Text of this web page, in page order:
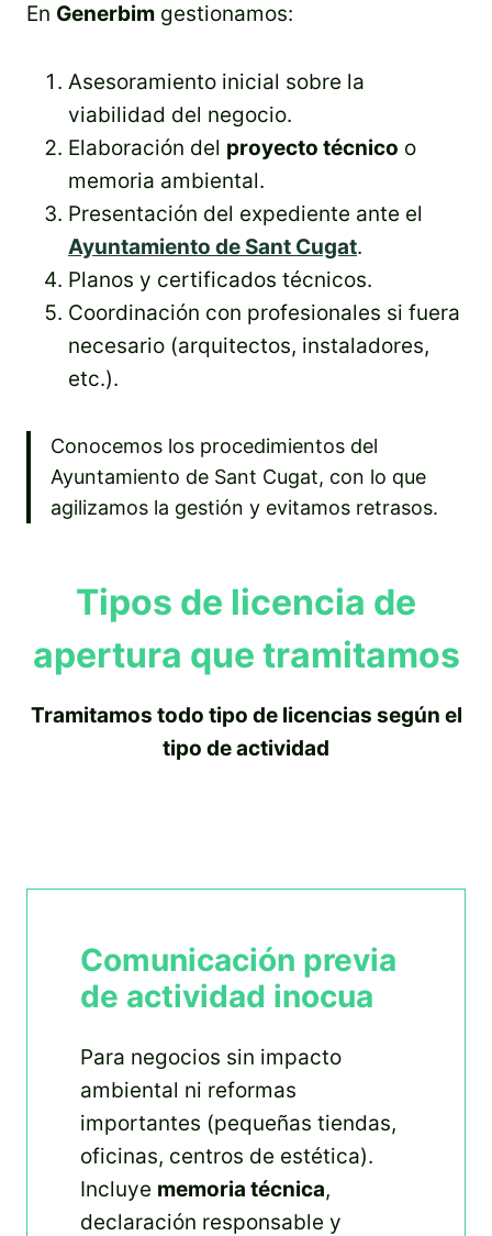
En Generbim gestionamos:
Asesoramiento inicial sobre la
viabilidad del negocio.
Elaboración del proyecto técnico o
memoria ambiental.
Presentación del expediente ante el
Ayuntamiento de Sant Cugat.
Planos y certificados técnicos.
Coordinación con profesionales si fuera
necesario (arquitectos, instaladores,
etc.).
Conocemos los procedimientos del
Ayuntamiento de Sant Cugat, con lo que
agilizamos la gestión y evitamos retrasos.
Tipos de licencia de
apertura que tramitamos
Tramitamos todo tipo de licencias según el
tipo de actividad
Comunicación previa
de actividad inocua
Para negocios sin impacto
ambiental ni reformas
importantes (pequeñas tiendas,
oficinas, centros de estética).
Incluye memoria técnica,
declaración responsable y